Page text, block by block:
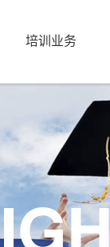
培训业务